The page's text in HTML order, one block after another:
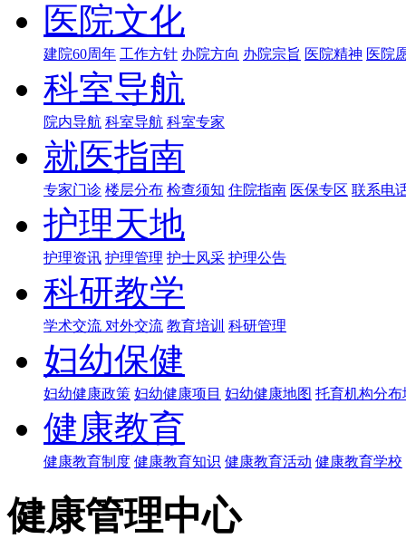
医院文化
建院60周年 工作方针 办院方向 办院宗旨 医院精神 医院
科室导航
院内导航 科室导航 科室专家
就医指南
专家门诊 楼层分布 检查须知 住院指南 医保专区 联系电
护理天地
护理资讯 护理管理 护士风采 护理公告
科研教学
学术交流 对外交流 教育培训 科研管理
妇幼保健
妇幼健康政策 妇幼健康项目 妇幼健康地图 托育机构分布
健康教育
健康教育制度 健康教育知识 健康教育活动 健康教育学校
健康管理中心